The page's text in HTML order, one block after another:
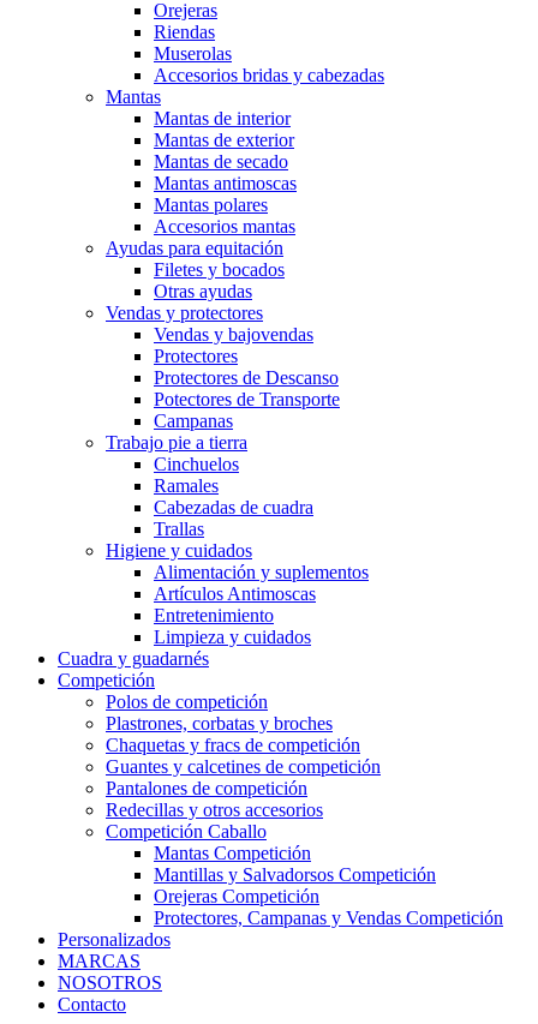
Orejeras
Riendas
Muserolas
Accesorios bridas y cabezadas
Mantas
Mantas de interior
Mantas de exterior
Mantas de secado
Mantas antimoscas
Mantas polares
Accesorios mantas
Ayudas para equitación
Filetes y bocados
Otras ayudas
Vendas y protectores
Vendas y bajovendas
Protectores
Protectores de Descanso
Potectores de Transporte
Campanas
Trabajo pie a tierra
Cinchuelos
Ramales
Cabezadas de cuadra
Trallas
Higiene y cuidados
Alimentación y suplementos
Artículos Antimoscas
Entretenimiento
Limpieza y cuidados
Cuadra y guadarnés
Competición
Polos de competición
Plastrones, corbatas y broches
Chaquetas y fracs de competición
Guantes y calcetines de competición
Pantalones de competición
Redecillas y otros accesorios
Competición Caballo
Mantas Competición
Mantillas y Salvadorsos Competición
Orejeras Competición
Protectores, Campanas y Vendas Competición
Personalizados
MARCAS
NOSOTROS
Contacto